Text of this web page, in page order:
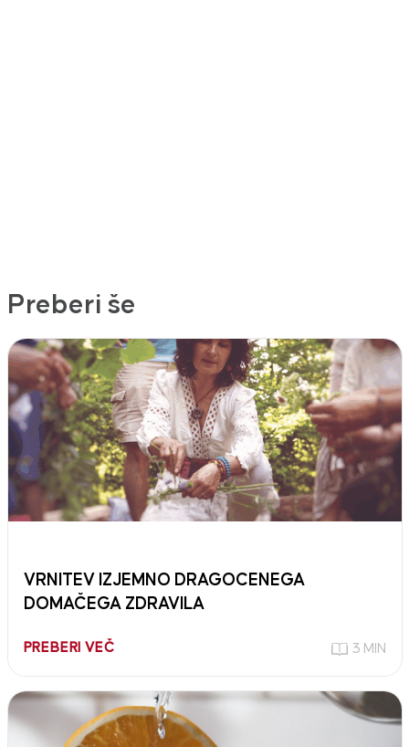
Preberi še
VRNITEV IZJEMNO DRAGOCENEGA
DOMAČEGA ZDRAVILA
PREBERI VEČ 3 MIN